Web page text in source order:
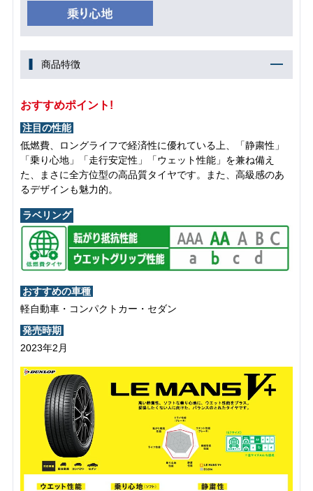
商品特徴
おすすめポイント!
注目の性能
低燃費、ロングライフで経済性に優れている上、「静粛性」
「乗り心地」「走行安定性」「ウェット性能」を兼ね備え
た、まさに全方位型の高品質タイヤです。また、高級感のあ
るデザインも魅力的。
ラベリング
おすすめの車種
軽自動車・コンパクトカー・セダン
発売時期
2023年2月